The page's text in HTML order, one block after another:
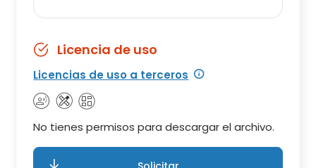
Licencia de uso
Licencias de uso a terceros
No tienes permisos para descargar el archivo.